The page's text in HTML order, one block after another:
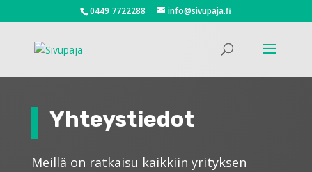
0449 7722288 info@sivupaja.fi
Yhteystiedot
Meillä on ratkaisu kaikkiin yrityksen